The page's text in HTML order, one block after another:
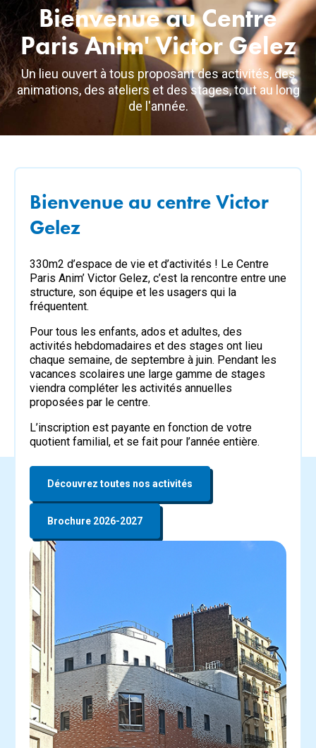
Bienvenue au Centre
Paris Anim' Victor Gelez
Un lieu ouvert à tous proposant des activités, des
animations, des ateliers et des stages, tout au long
de l'année.
Bienvenue au centre Victor
Gelez
330m2 d’espace de vie et d’activités ! Le Centre
Paris Anim’ Victor Gelez, c’est la rencontre entre une
structure, son équipe et les usagers qui la
fréquentent.
Pour tous les enfants, ados et adultes, des
activités hebdomadaires et des stages ont lieu
chaque semaine, de septembre à juin. Pendant les
vacances scolaires une large gamme de stages
viendra compléter les activités annuelles
proposées par le centre.
L’inscription est payante en fonction de votre
quotient familial, et se fait pour l’année entière.
Découvrez toutes nos activités
Brochure 2026-2027